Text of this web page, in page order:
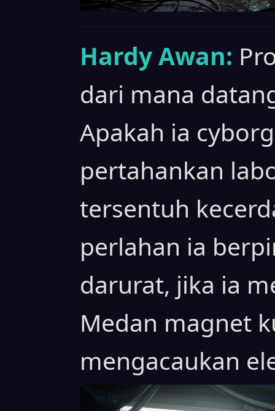
Hardy Awan:
dari mana
Apakah ia
pertahankan
tersentuh
perlahan ia
darurat, jika ia
Medan magnet
mengacaukan